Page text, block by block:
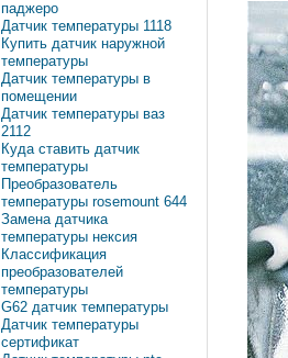
паджеро
Датчик температуры 1118
Купить датчик наружной
температуры
Датчик температуры в
помещении
Датчик температуры ваз
2112
Куда ставить датчик
температуры
Преобразователь
температуры rosemount 644
Замена датчика
температуры нексия
Классификация
преобразователей
температуры
G62 датчик температуры
Датчик температуры
сертификат